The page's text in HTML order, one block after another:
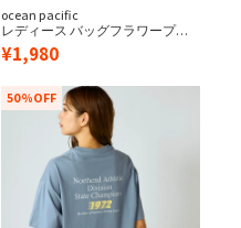
ocean pacific
レディース バッグフラワープリ
ント半袖Tシャツ
¥1,980
50%OFF